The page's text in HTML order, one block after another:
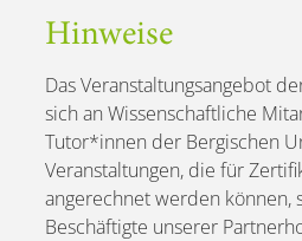
Hinweise
Das Veranstaltungsangebot
sich an Wissenschaftliche
Tutor*innen der Bergischen
Veranstaltungen, die für
angerechnet werden können,
Beschäftigte unserer